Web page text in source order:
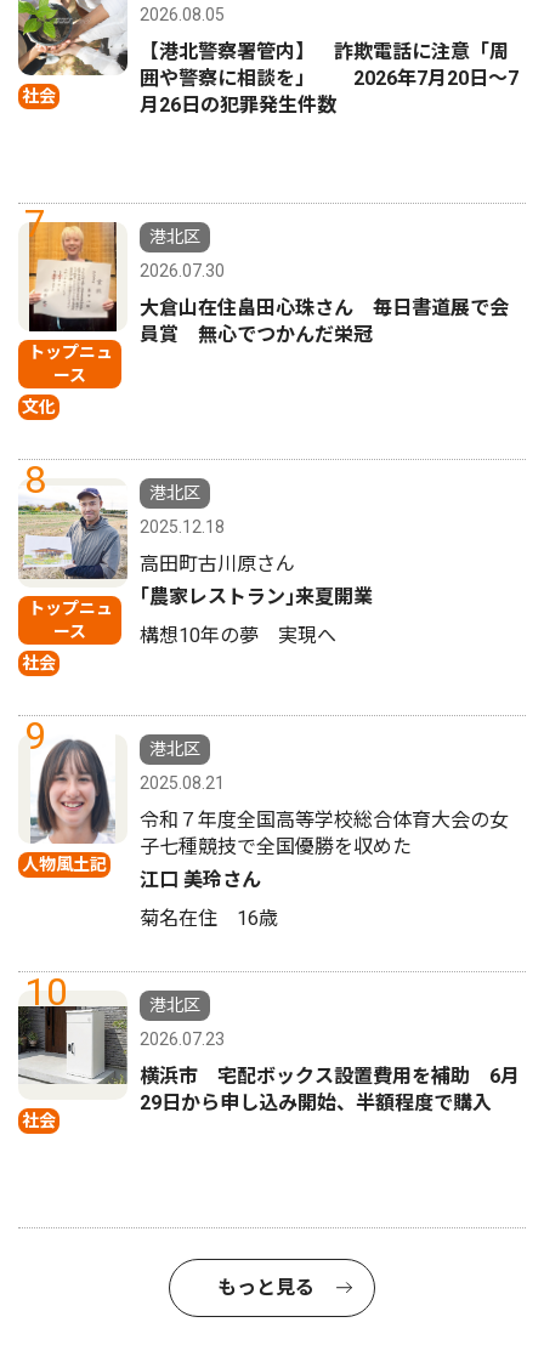
社会
2026.08.05
【港北警察署管内】 詐欺電話に注意「周
囲や警察に相談を」 2026年7月20日〜7
月26日の犯罪発生件数
7
トップニュ
ース
文化
港北区
2026.07.30
大倉山在住畠田心珠さん 毎日書道展で会
員賞 無心でつかんだ栄冠
8
トップニュ
ース
社会
港北区
2025.12.18
高田町古川原さん
｢農家レストラン｣来夏開業
構想10年の夢 実現へ
9
人物風土記
港北区
2025.08.21
令和７年度全国高等学校総合体育大会の女
子七種競技で全国優勝を収めた
江口 美玲さん
菊名在住 16歳
10
社会
港北区
2026.07.23
横浜市 宅配ボックス設置費用を補助 6月
29日から申し込み開始、半額程度で購入
もっと見る